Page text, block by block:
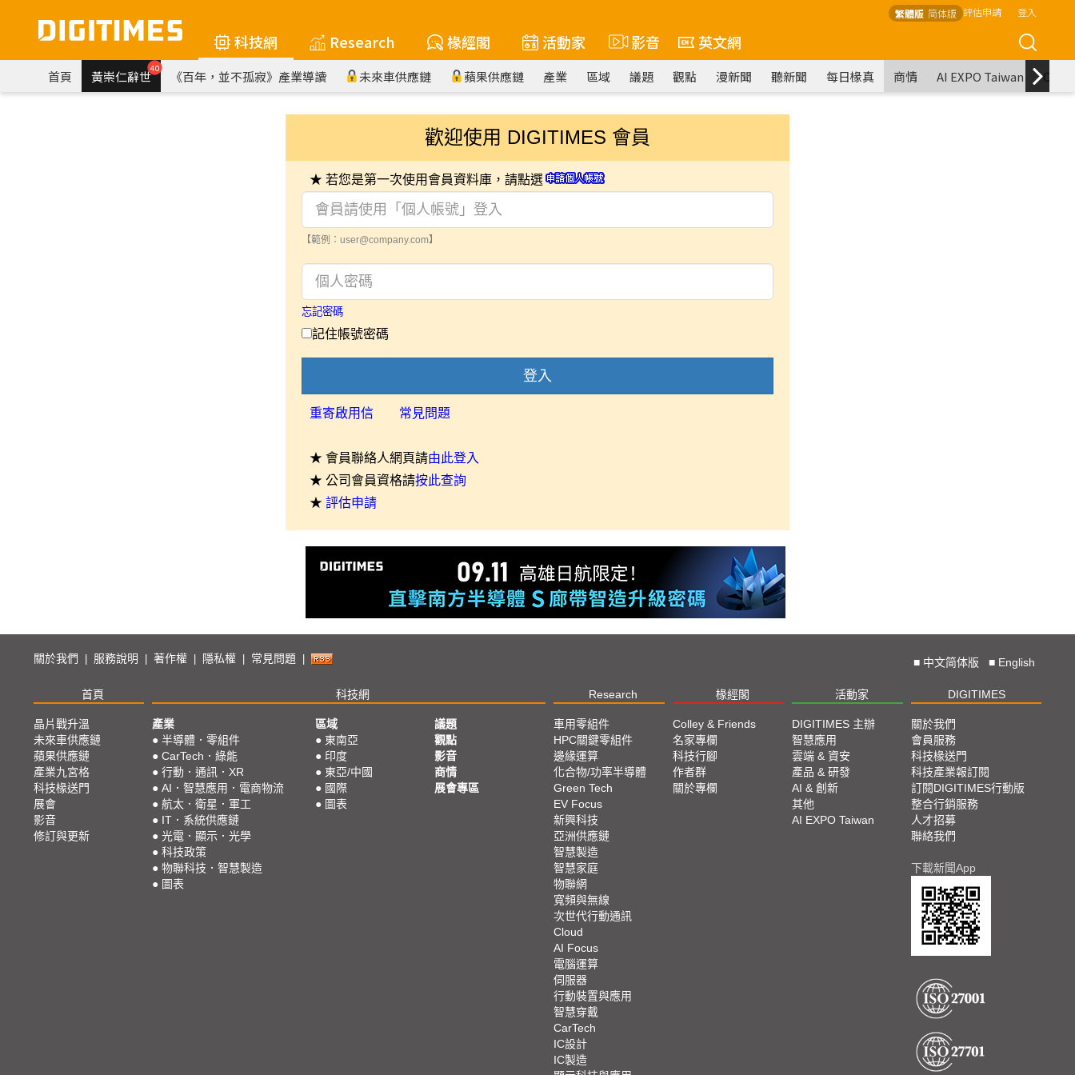
繁體版 简体版 評估申請 登入
科技網 Research 椽經閣 活動家 影音 英文網
首頁 黃崇仁辭世40 《百年，並不孤寂》產業導讀 未來車供應鏈 蘋果供應鏈 產業 區域 議題 觀點 漫新聞 聽新聞 每日椽真 商情 AI EXPO Taiwan
歡迎使用 DIGITIMES 會員
★ 若您是第一次使用會員資料庫，請點選
【範例：user@company.com】
忘記密碼
記住帳號密碼
登入
重寄啟用信 常見問題
★ 會員聯絡人網頁請由此登入
★ 公司會員資格請按此查詢
★ 評估申請
關於我們 服務說明 著作權 隱私權 常見問題 ■ 中文简体版 ■ English
首頁 科技網 Research 椽經閣 活動家 DIGITIMES
晶片戰升溫
未來車供應鏈
蘋果供應鏈
產業九宮格
科技椽送門
展會
影音
修訂與更新
產業
● 半導體．零組件
● CarTech．綠能
● 行動．通訊．XR
● AI．智慧應用．電商物流
● 航太．衛星．軍工
● IT．系統供應鏈
● 光電．顯示．光學
● 科技政策
● 物聯科技．智慧製造
● 圖表
區域
● 東南亞
● 印度
● 東亞/中國
● 國際
● 圖表
議題
觀點
影音
商情
展會專區
車用零組件
HPC關鍵零組件
邊緣運算
化合物/功率半導體
Green Tech
EV Focus
新興科技
亞洲供應鏈
智慧製造
智慧家庭
物聯網
寬頻與無線
次世代行動通訊
Cloud
AI Focus
電腦運算
伺服器
行動裝置與應用
智慧穿戴
CarTech
IC設計
IC製造
Colley & Friends
名家專欄
科技行腳
作者群
關於專欄
DIGITIMES 主辦
智慧應用
雲端 & 資安
產品 & 研發
AI & 創新
其他
AI EXPO Taiwan
關於我們
會員服務
科技椽送門
科技產業報訂閱
訂閱DIGITIMES行動版
整合行銷服務
人才招募
聯絡我們
下載新聞App